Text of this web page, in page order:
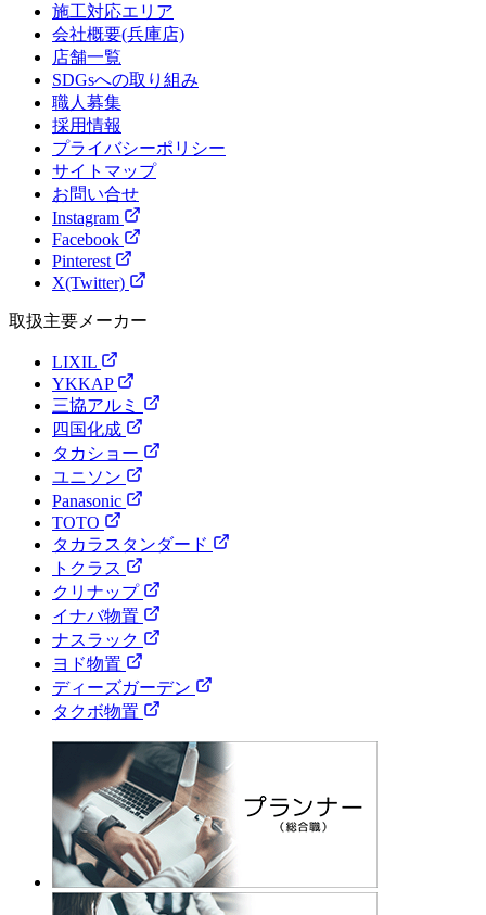
施工対応エリア
会社概要(兵庫店)
店舗一覧
SDGsへの取り組み
職人募集
採用情報
プライバシーポリシー
サイトマップ
お問い合せ
Instagram
Facebook
Pinterest
X(Twitter)
取扱主要メーカー
LIXIL
YKKAP
三協アルミ
四国化成
タカショー
ユニソン
Panasonic
TOTO
タカラスタンダード
トクラス
クリナップ
イナバ物置
ナスラック
ヨド物置
ディーズガーデン
タクボ物置